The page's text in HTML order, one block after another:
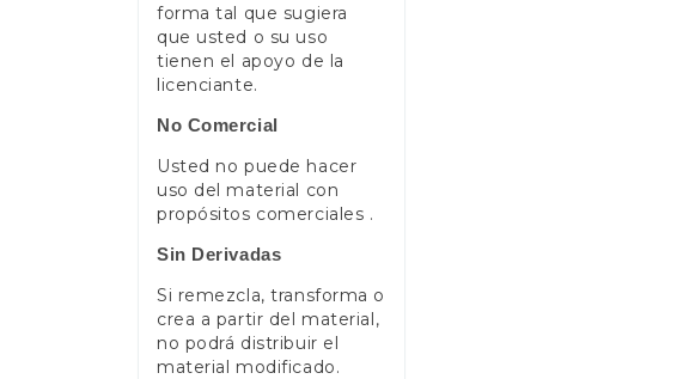
forma tal que sugiera
que usted o su uso
tienen el apoyo de la
licenciante.
No Comercial
Usted no puede hacer
uso del material con
propósitos comerciales .
Sin Derivadas
Si remezcla, transforma o
crea a partir del material,
no podrá distribuir el
material modificado.